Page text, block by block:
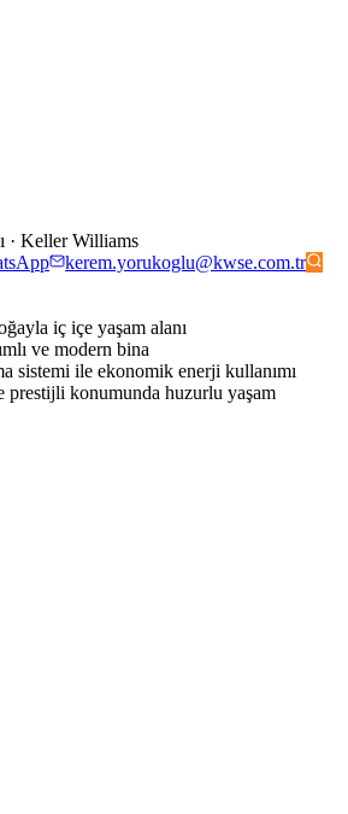
· Keller Williams
kerem.yorukoglu@kwse.com.tr
iç içe yaşam alanı
ve modern bina
sistemi ile ekonomik enerji kullanımı
prestijli konumunda huzurlu yaşam